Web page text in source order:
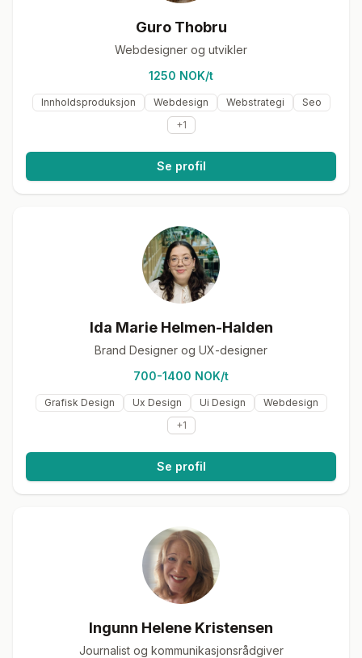
Guro Thobru
Webdesigner og utvikler
1250 NOK/t
Innholdsproduksjon Webdesign Webstrategi
Seo
+1
Se profil
Ida Marie Helmen-Halden
Brand Designer og UX-designer
700-1400 NOK/t
Grafisk Design Ux Design Ui Design
Webdesign
+1
Se profil
Ingunn Helene Kristensen
Journalist og kommunikasjonsrådgiver